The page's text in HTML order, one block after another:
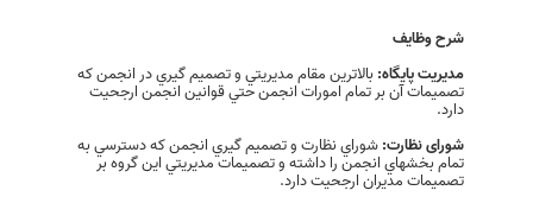
شرح وظایف
مدیريت پایگاه: بالاترين مقام مديريتي و تصميم گيري در انجمن که
تصميمات آن بر تمام امورات انجمن حتي قوانين انجمن ارجحيت
دارد.
شورای نظارت:شوراي نظارت و تصميم گيري انجمن که دسترسي به
تمام بخشهاي انجمن را داشته و تصميمات مديريتي اين گروه بر
تصميمات مديران ارجحيت دارد.